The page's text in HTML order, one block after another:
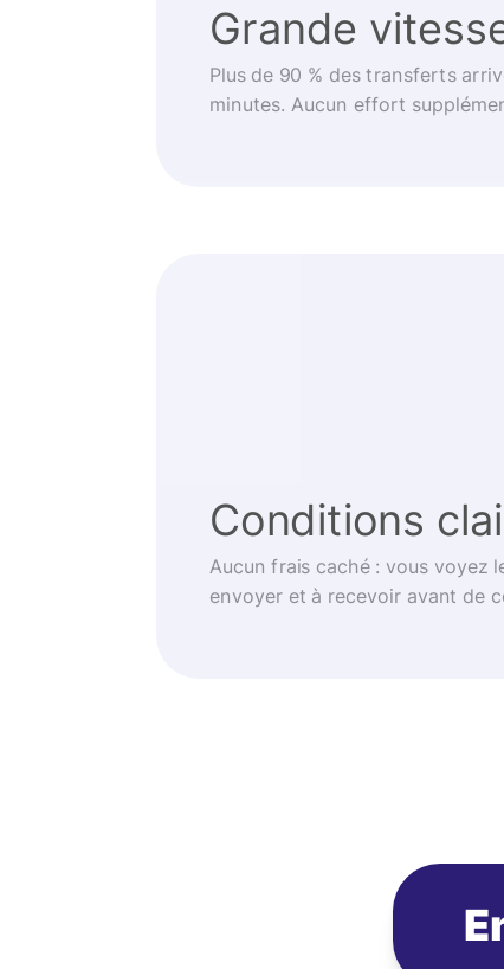
Grande
Plus de 90 % des transferts
minutes. Aucun effort
Conditions
Aucun frais caché : vous voyez
envoyer et à recevoir avant de